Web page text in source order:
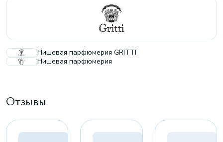
Нишевая парфюмерия GRITTI
Нишевая парфюмерия
Отзывы